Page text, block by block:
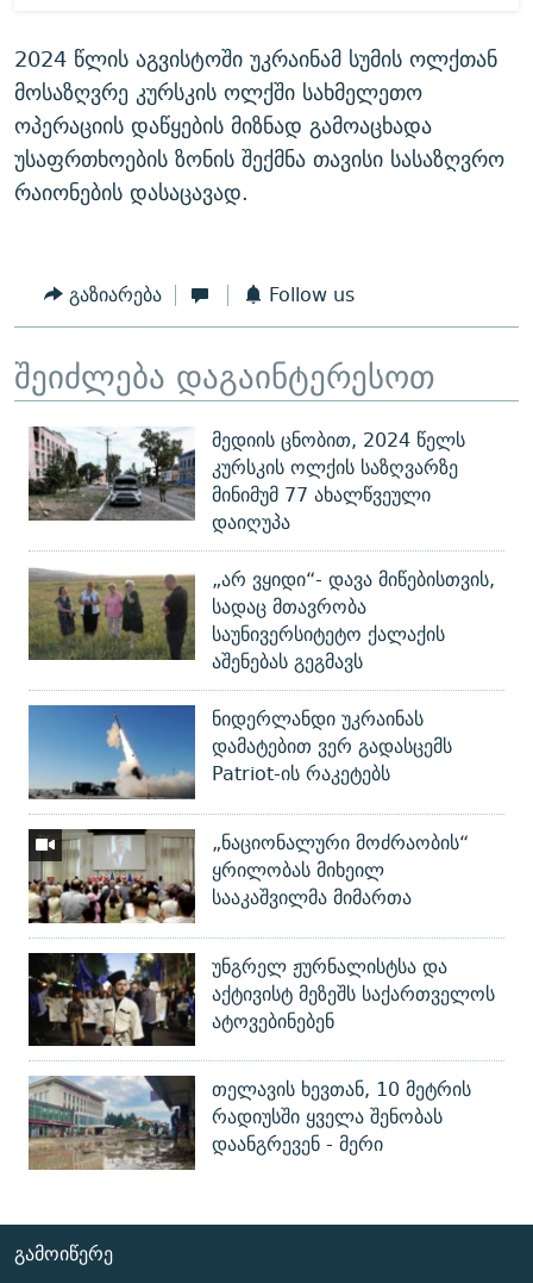
2024 წლის აგვისტოში უკრაინამ სუმის ოლქთან
მოსაზღვრე კურსკის ოლქში სახმელეთო
ოპერაციის დაწყების მიზნად გამოაცხადა
უსაფრთხოების ზონის შექმნა თავისი სასაზღვრო
რაიონების დასაცავად.
გაზიარება Follow us
შეიძლება დაგაინტერესოთ
მედიის ცნობით, 2024 წელს
კურსკის ოლქის საზღვარზე
მინიმუმ 77 ახალწვეული
დაიღუპა
„არ ვყიდი“- დავა მიწებისთვის,
სადაც მთავრობა
საუნივერსიტეტო ქალაქის
აშენებას გეგმავს
ნიდერლანდი უკრაინას
დამატებით ვერ გადასცემს
Patriot-ის რაკეტებს
„ნაციონალური მოძრაობის“
ყრილობას მიხეილ
სააკაშვილმა მიმართა
უნგრელ ჟურნალისტსა და
აქტივისტ მეზეშს საქართველოს
ატოვებინებენ
თელავის ხევთან, 10 მეტრის
რადიუსში ყველა შენობას
დაანგრევენ - მერი
ᲒᲐᲛᲝᲘᲬᲔᲠᲔ